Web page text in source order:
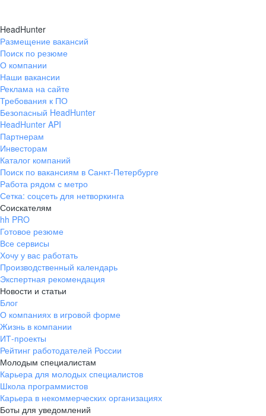
HeadHunter
Размещение вакансий
Поиск по резюме
О компании
Наши вакансии
Реклама на сайте
Требования к ПО
Безопасный HeadHunter
HeadHunter API
Партнерам
Инвесторам
Каталог компаний
Поиск по вакансиям в Санкт-Петербурге
Работа рядом с метро
Сетка: соцсеть для нетворкинга
Соискателям
hh PRO
Готовое резюме
Все сервисы
Хочу у вас работать
Производственный календарь
Экспертная рекомендация
Новости и статьи
Блог
О компаниях в игровой форме
Жизнь в компании
ИТ-проекты
Рейтинг работодателей России
Молодым специалистам
Карьера для молодых специалистов
Школа программистов
Карьера в некоммерческих организациях
Боты для уведомлений